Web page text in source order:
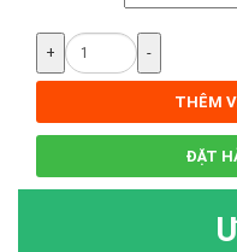
+ -
THÊM
ĐẶT